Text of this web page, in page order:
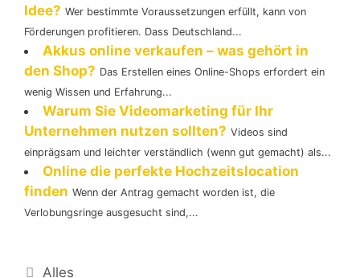
Idee? Wer bestimmte Voraussetzungen erfüllt, kann von
Förderungen profitieren. Dass Deutschland...
Akkus online verkaufen – was gehört in
den Shop? Das Erstellen eines Online-Shops erfordert ein
wenig Wissen und Erfahrung...
Warum Sie Videomarketing für Ihr
Unternehmen nutzen sollten? Videos sind
einprägsam und leichter verständlich (wenn gut gemacht) als...
Online die perfekte Hochzeitslocation
finden Wenn der Antrag gemacht worden ist, die
Verlobungsringe ausgesucht sind,...
Kategorien
Alles